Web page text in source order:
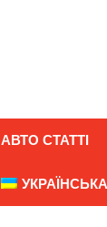
АВТО СТАТТІ
УКРАЇНСЬКА